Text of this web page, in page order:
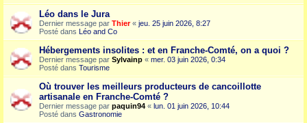
Léo dans le Jura
Dernier message par Thier« jeu. 25 juin 2026, 8:27
Posté dans Léo and Co
Hébergements insolites : et en Franche-Comté, on a quoi ?
Dernier message par Sylvainp « mer. 03 juin 2026, 0:34
Posté dans Tourisme
Où trouver les meilleurs producteurs de cancoillotte
artisanale en Franche-Comté ?
Dernier message par paquin94 « lun. 01 juin 2026, 10:44
Posté dans Gastronomie